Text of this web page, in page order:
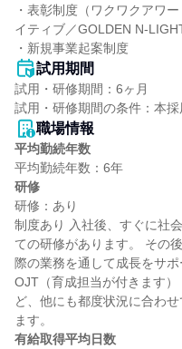
・表彰制度（ワクワクアワ
イティブ／GOLDEN N-
・新規事業起案制度
試用期間
試用・研修期間：6ヶ月
職場情報
平均勤続年数
研修
研修：あり
制度あり 入社後、すぐに社
ての研修があります。 その
際の業務を通して成長をサ
OJT（育成担当が付きます
ど、他にも都度状況に合わ
有給取得平均日数